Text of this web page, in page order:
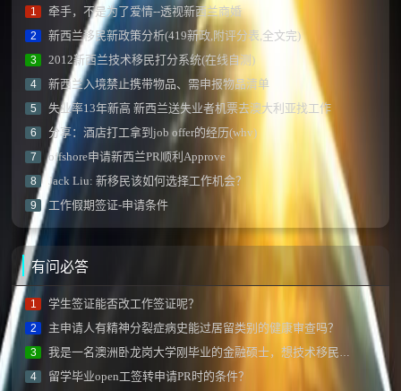
1 牵手，不是为了爱情--透视新西兰商婚
2 新西兰移民新政策分析(419新政,附评分表,全文完)
3 2012新西兰技术移民打分系统(在线自测)
4 新西兰入境禁止携带物品、需申报物品清单
5 失业率13年新高 新西兰送失业者机票去澳大利亚找工作
6 分享：酒店打工拿到job offer的经历(whv)
7 offshore申请新西兰PR顺利Approve
8 Jack Liu: 新移民该如何选择工作机会？
9 工作假期签证-申请条件
有问必答
1 学生签证能否改工作签证呢？
2 主申请人有精神分裂症病史能过居留类别的健康审查吗？
3 我是一名澳洲卧龙岗大学刚毕业的金融硕士，想技术移民新西兰需要做什么？
4 留学毕业open工签转申请PR时的条件？